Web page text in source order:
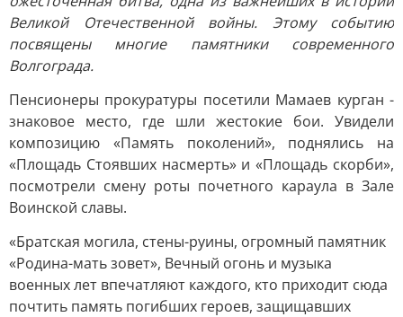
Великой Отечественной войны. Этому событию
посвящены многие памятники современного
Волгограда.
Пенсионеры прокуратуры посетили Мамаев курган -
знаковое место, где шли жестокие бои. Увидели
композицию «Память поколений», поднялись на
«Площадь Стоявших насмерть» и «Площадь скорби»,
посмотрели смену роты почетного караула в Зале
Воинской славы.
«Братская могила, стены-руины, огромный памятник
«Родина-мать зовет», Вечный огонь и музыка
военных лет впечатляют каждого, кто приходит сюда
почтить память погибших героев, защищавших